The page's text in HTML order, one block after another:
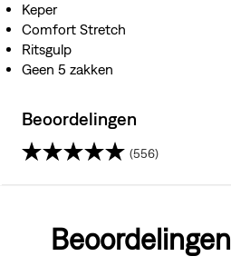
Keper
Comfort Stretch
Ritsgulp
Geen 5 zakken
Beoordelingen
(556)
Beoordelingen